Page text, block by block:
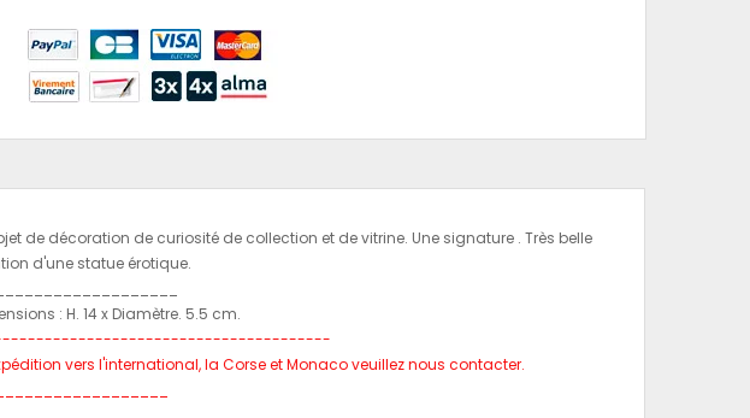
de décoration de curiosité de collection et de vitrine. Une signature . Très belle
d'une statue érotique.
: H. 14 x Diamètre. 5.5 cm.
vers l'international, la Corse et Monaco veuillez nous contacter.